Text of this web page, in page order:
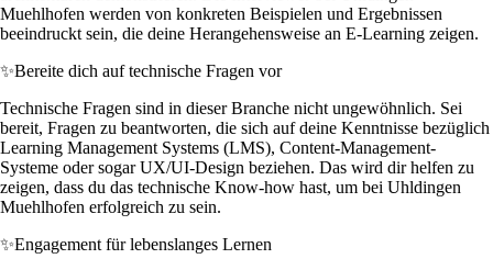
Muehlhofen werden von konkreten Beispielen und Ergebnissen
beeindruckt sein, die deine Herangehensweise an E-Learning zeigen.
✨Bereite dich auf technische Fragen vor
Technische Fragen sind in dieser Branche nicht ungewöhnlich. Sei
bereit, Fragen zu beantworten, die sich auf deine Kenntnisse bezüglich
Learning Management Systems (LMS), Content-Management-
Systeme oder sogar UX/UI-Design beziehen. Das wird dir helfen zu
zeigen, dass du das technische Know-how hast, um bei Uhldingen
Muehlhofen erfolgreich zu sein.
✨Engagement für lebenslanges Lernen